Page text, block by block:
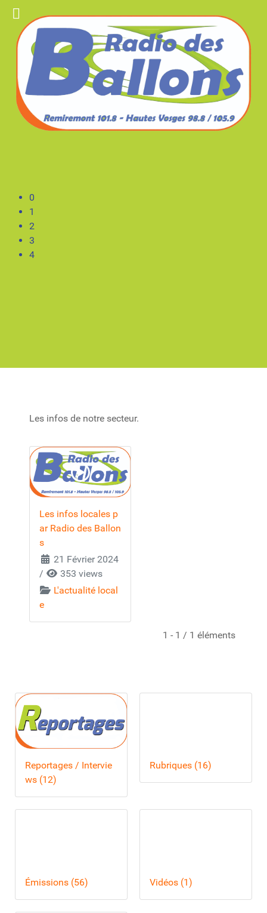
0
1
2
3
4
Les infos de notre secteur.
Les infos locales p
ar Radio des Ballon
s
21 Février 2024
/
353 views
L'actualité local
e
1 - 1 / 1 éléments
Reportages / Intervie
ws (12)
Rubriques (16)
Émissions (56) Vidéos (1)